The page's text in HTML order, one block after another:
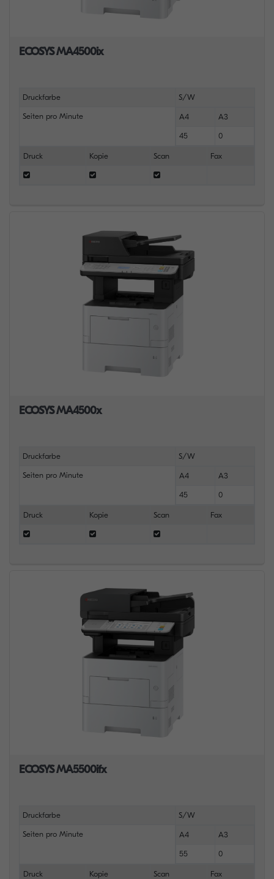
ECOSYS MA4500ix
Druckfarbe S/W
Seiten pro Minute A4 A3
45 0
Druck Kopie Scan Fax
ECOSYS MA4500x
Druckfarbe S/W
Seiten pro Minute A4 A3
45 0
Druck Kopie Scan Fax
ECOSYS MA5500ifx
Druckfarbe S/W
Seiten pro Minute A4 A3
55 0
Druck Kopie Scan Fax